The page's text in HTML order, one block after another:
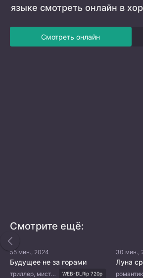
языке смотреть онлайн в
Смотреть онлайн
Смотрите ещё:
55 мин., 2024
Будущее не за горами
триллер, мистика, драма, сверхъестественное WEB-DLRip 720p
30 мин.,
Луна